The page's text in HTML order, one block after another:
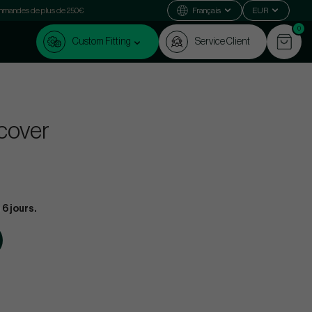
de plus de 250€ Français EUR
Custom Fitting Service Client
0
6 jours.